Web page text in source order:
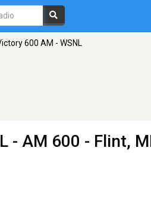
600 AM - WSNL
- AM 600 - Flint,